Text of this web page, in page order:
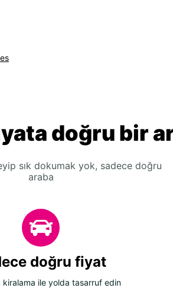
doğru bir
sık dokumak yok, sadece doğru
araba
doğru fiyat
kiralama ile yolda tasarruf edin